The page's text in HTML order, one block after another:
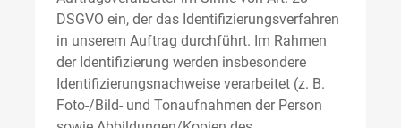
DSGVO ein, der das Identifizierungsverfahren
in unserem Auftrag durchführt. Im Rahmen
der Identifizierung werden insbesondere
Identifizierungsnachweise verarbeitet (z. B.
Foto-/Bild- und Tonaufnahmen der Person